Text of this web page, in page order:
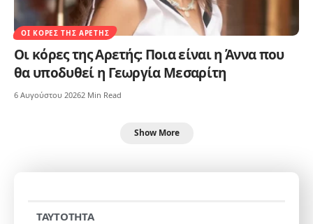
ΟΙ ΚΌΡΕΣ ΤΗΣ ΑΡΕΤΉΣ
Οι κόρες της Αρετής: Ποια είναι η Άννα που
θα υποδυθεί η Γεωργία Μεσαρίτη
6 Αυγούστου 20262 Min Read
Show More
TAYTOTHTA